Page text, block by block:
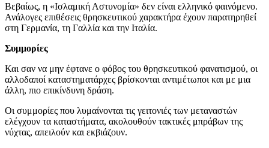
Βεβαίως, η «Ισλαμική Αστυνομία» δεν είναι ελληνικό φαινόμενο.
Ανάλογες επιθέσεις θρησκευτικού χαρακτήρα έχουν παρατηρηθεί
στη Γερμανία, τη Γαλλία και την Ιταλία.
Συμμορίες
Και σαν να μην έφτανε ο φόβος του θρησκευτικού φανατισμού, οι
αλλοδαποί καταστηματάρχες βρίσκονται αντιμέτωποι και με μια
άλλη, πιο επικίνδυνη δράση.
Οι συμμορίες που λυμαίνονται τις γειτονιές των μεταναστών
ελέγχουν τα καταστήματα, ακολουθούν τακτικές μπράβων της
νύχτας, απειλούν και εκβιάζουν.